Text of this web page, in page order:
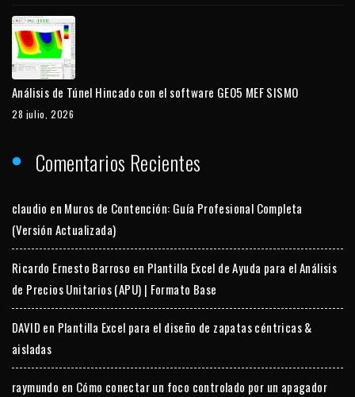
Análisis de Túnel Hincado con el software GEO5 MEF SISMO
28 julio, 2026
Comentarios Recientes
claudio en Muros de Contención: Guía Profesional Completa
(Versión Actualizada)
Ricardo Ernesto Barroso en Plantilla Excel de Ayuda para el Análisis
de Precios Unitarios (APU) | Formato Base
DAVID en Plantilla Excel para el diseño de zapatas céntricas &
aisladas
raymundo en Cómo conectar un foco controlado por un apagador